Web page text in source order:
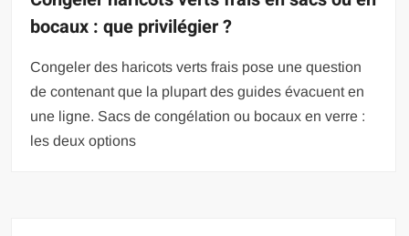
bocaux : que privilégier ?
Congeler des haricots verts frais pose une question
de contenant que la plupart des guides évacuent en
une ligne. Sacs de congélation ou bocaux en verre :
les deux options